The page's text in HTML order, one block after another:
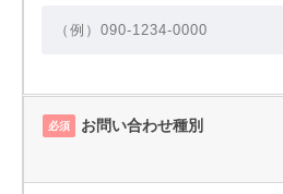
必須 お問い合わせ種別